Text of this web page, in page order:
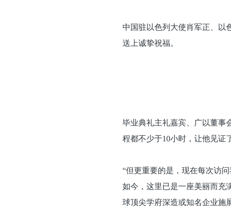
中国驻以色列大使肖军正、以
送上诚挚祝福。
毕业典礼主礼嘉宾、广以董事
程都不少于10小时，让他见证
“但更重要的是，现在每次访
如今，这里已是一座美丽而充
球顶尖学府深造或知名企业施